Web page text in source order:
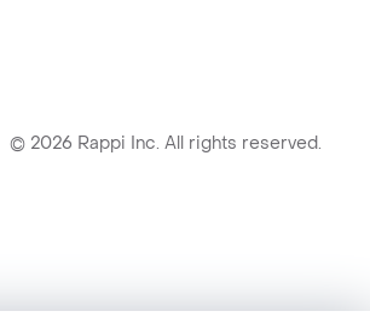
© 2026 Rappi Inc. All rights reserved.